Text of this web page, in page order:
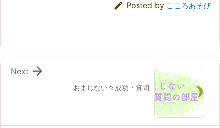
 Posted by こころあそび
おまじない☆成功・質問

Next